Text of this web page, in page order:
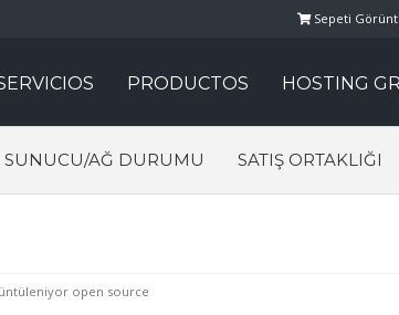
Sepeti
PRODUCTOS HOSTING
SUNUCU/AĞ DURUMU SATIŞ ORTAKLIĞI
open source